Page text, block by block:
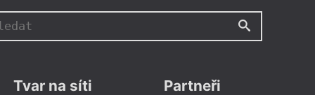
Tvar na síti Partneři